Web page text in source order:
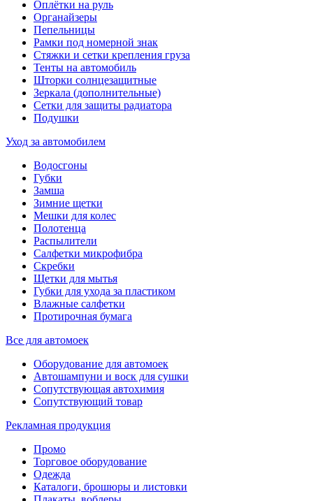
Оплётки на руль
Органайзеры
Пепельницы
Рамки под номерной знак
Стяжки и сетки крепления груза
Тенты на автомобиль
Шторки солнцезащитные
Зеркала (дополнительные)
Сетки для защиты радиатора
Подушки
Уход за автомобилем
Водосгоны
Губки
Замша
Зимние щетки
Мешки для колес
Полотенца
Распылители
Салфетки микрофибра
Скребки
Щетки для мытья
Губки для ухода за пластиком
Влажные салфетки
Протирочная бумага
Все для автомоек
Оборудование для автомоек
Автошампуни и воск для сушки
Сопутствующая автохимия
Сопутствующий товар
Рекламная продукция
Промо
Торговое оборудование
Одежда
Каталоги, брошюры и листовки